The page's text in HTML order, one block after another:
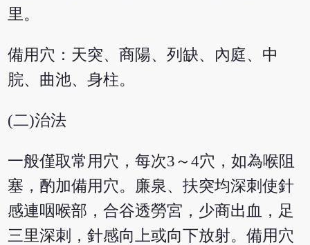
里。
備用穴：天突、商陽、列缺、內庭、中
脘、曲池、身柱。
(二)治法
一般僅取常用穴，每次3～4穴，如為喉阻
塞，酌加備用穴。廉泉、扶突均深刺使針
感連咽喉部，合谷透勞宮，少商出血，足
三里深刺，針感向上或向下放射。備用穴